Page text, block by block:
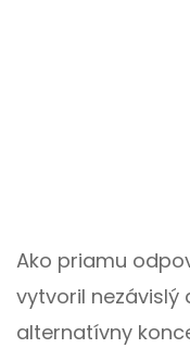
Ako priamu
vytvoril nezávislý
alternatívny